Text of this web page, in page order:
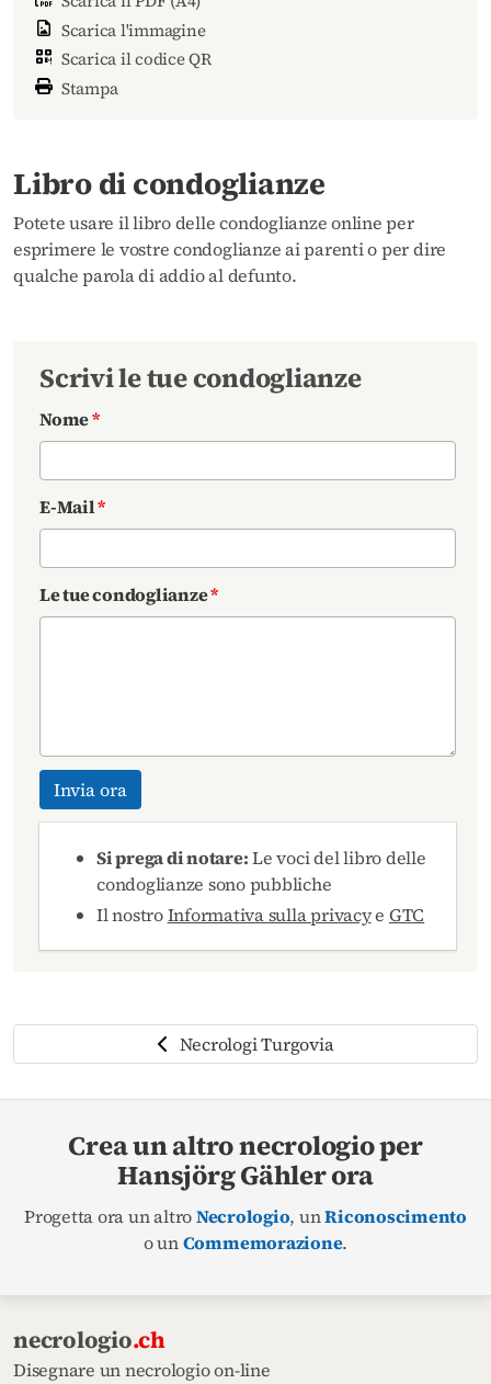
Scarica l'immagine
Scarica il codice QR
Stampa
Libro di condoglianze
Potete usare il libro delle condoglianze online per
esprimere le vostre condoglianze ai parenti o per dire
qualche parola di addio al defunto.
Scrivi le tue condoglianze
Nome*
E-Mail*
Le tue condoglianze*
Invia ora
Si prega di notare:Le voci del libro delle
condoglianze sono pubbliche
Il nostroInformativa sulla privacye GTC
Necrologi Turgovia
Crea un altro necrologio per
Hansjörg Gähler ora
Progetta ora un altroNecrologio, unRiconoscimento
o unCommemorazione.
necrologio.ch
Disegnare un necrologio on-line